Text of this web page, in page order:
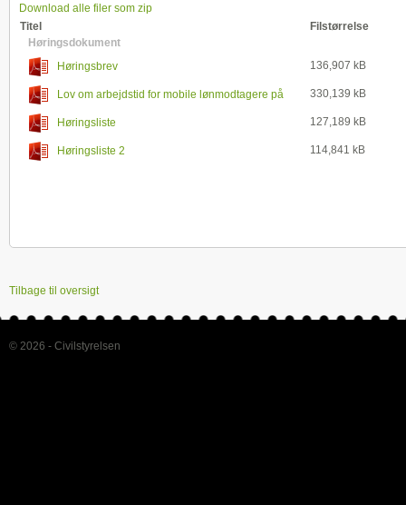
Download alle filer som zip
Titel
Filstørrelse
Høringsdokument
Høringsbrev
136,907 kB
Lov om arbejdstid for mobile lønmodtagere på
fartøjer på indre vandveje
330,139 kB
Høringsliste 127,189 kB
Høringsliste 2 114,841 kB
Tilbage til oversigt
© 2026 - Civilstyrelsen